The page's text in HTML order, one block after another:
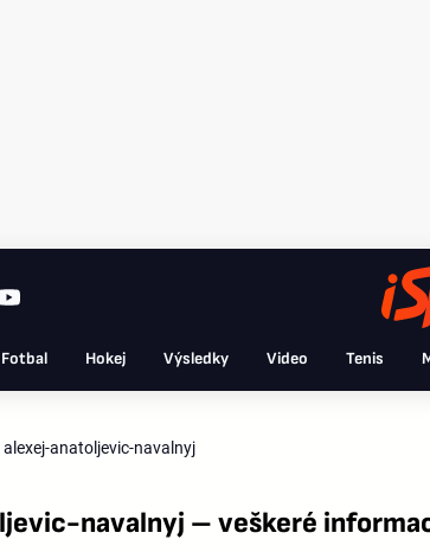
Fotbal Hokej Výsledky Video Tenis
alexej-anatoljevic-navalnyj
navalnyj – veškeré